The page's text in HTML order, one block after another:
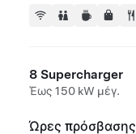
8 Supercharger
Έως 150 kW μέγ.
Ώρες πρόσβασης